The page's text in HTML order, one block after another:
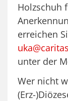
Holzschuh
erreichen
unter der
Wer nicht
(Erz-